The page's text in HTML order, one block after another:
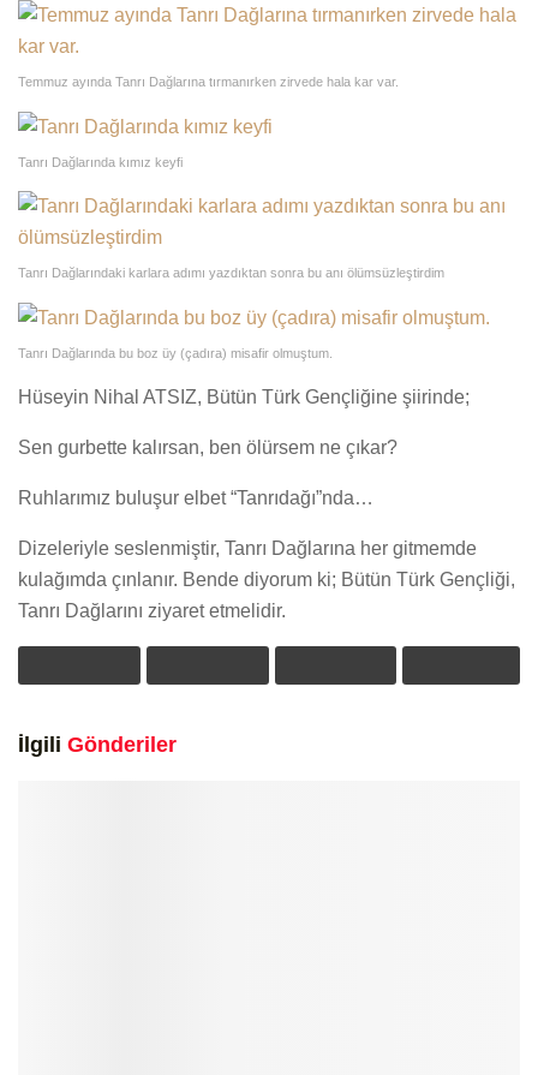
Temmuz ayında Tanrı Dağlarına tırmanırken zirvede hala kar var.
Tanrı Dağlarında kımız keyfi
Tanrı Dağlarındaki karlara adımı yazdıktan sonra bu anı ölümsüzleştirdim
Tanrı Dağlarında bu boz üy (çadıra) misafir olmuştum.
Hüseyin Nihal ATSIZ, Bütün Türk Gençliğine şiirinde;
Sen gurbette kalırsan, ben ölürsem ne çıkar?
Ruhlarımız buluşur elbet “Tanrıdağı”nda…
Dizeleriyle seslenmiştir, Tanrı Dağlarına her gitmemde
kulağımda çınlanır. Bende diyorum ki; Bütün Türk Gençliği,
Tanrı Dağlarını ziyaret etmelidir.
İlgili Gönderiler